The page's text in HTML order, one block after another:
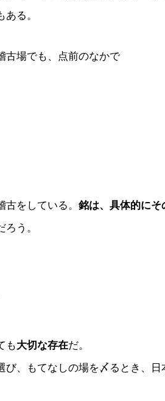
る。
古場でも、点前のなかで
をしている。 銘は、具体的にそ
う。
も大切な存在だ。
び、もてなしの場を〆るとき、日